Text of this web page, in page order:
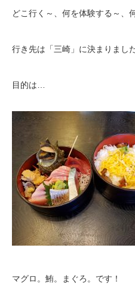
どこ行く～、何を体験する～、
行き先は「三崎」に決まりまし
目的は…
マグロ。鮪。まぐろ。です！